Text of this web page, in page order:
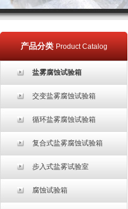
产品分类 Product Catalog
盐雾腐蚀试验箱
交变盐雾腐蚀试验箱
循环盐雾腐蚀试验箱
复合式盐雾腐蚀试验箱
步入式盐雾试验室
腐蚀试验箱